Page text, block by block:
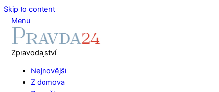
Skip to content
Menu
Zpravodajství
Nejnovější
Z domova